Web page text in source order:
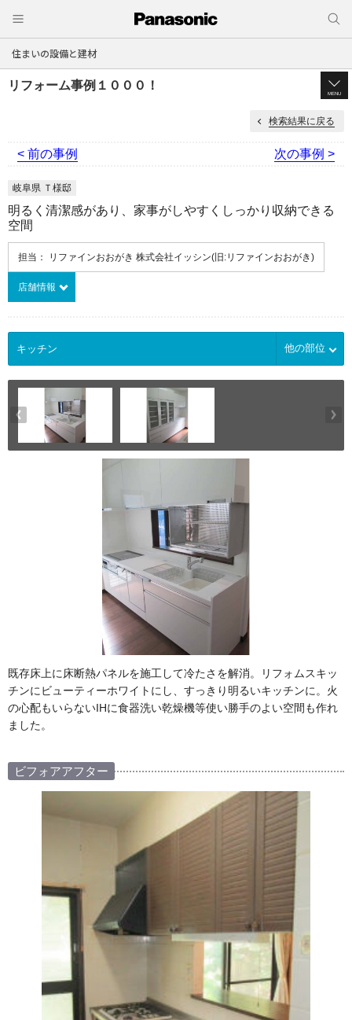
住まいの設備と建材
リフォーム事例１０００！
MENU
検索結果に戻る
< 前の事例 次の事例 >
岐阜県 Ｔ様邸
明るく清潔感があり、家事がしやすくしっかり収納できる
空間
担当： リファインおおがき 株式会社イッシン(旧:リファインおおがき)
店舗情報
他の部位
既存床上に床断熱パネルを施工して冷たさを解消。リフォムスキッ
チンにビューティーホワイトにし、すっきり明るいキッチンに。火
の心配もいらないIHに食器洗い乾燥機等使い勝手のよい空間も作れ
ました。
ビフォアアフター